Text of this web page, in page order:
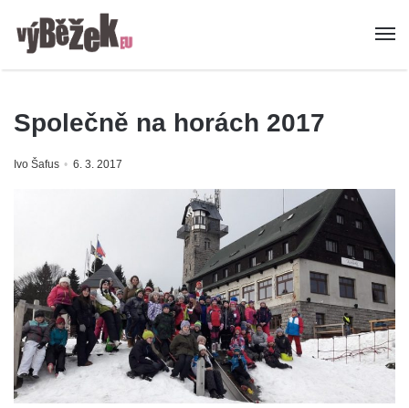
Společně na horách 2017
Ivo Šafus 6. 3. 2017